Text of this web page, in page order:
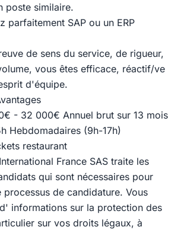
poste similaire.
parfaitement SAP ou un ERP
de sens du service, de rigueur,
vous êtes efficace, réactif/ve
d'équipe.
- 32 000€ Annuel brut sur 13 mois
Hebdomadaires (9h-17h)
restaurant
France SAS traite les
qui sont nécessaires pour
processus de candidature. Vous
informations sur la protection des
sur vos droits légaux, à